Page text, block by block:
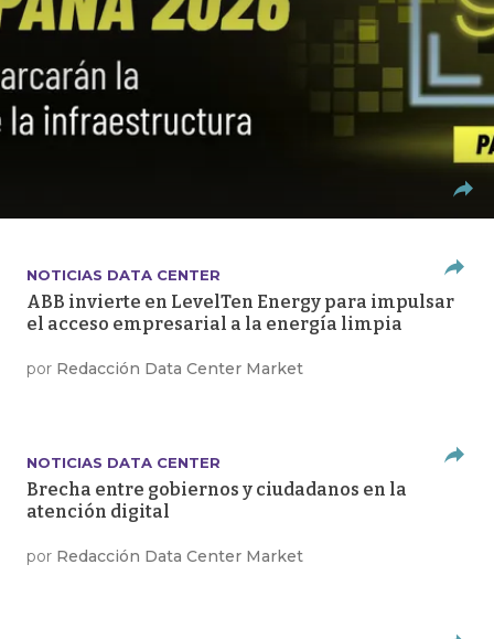
NOTICIAS DATA CENTER
ABB invierte en LevelTen Energy para impulsar
el acceso empresarial a la energía limpia
por Redacción Data Center Market
NOTICIAS DATA CENTER
Brecha entre gobiernos y ciudadanos en la
atención digital
por Redacción Data Center Market